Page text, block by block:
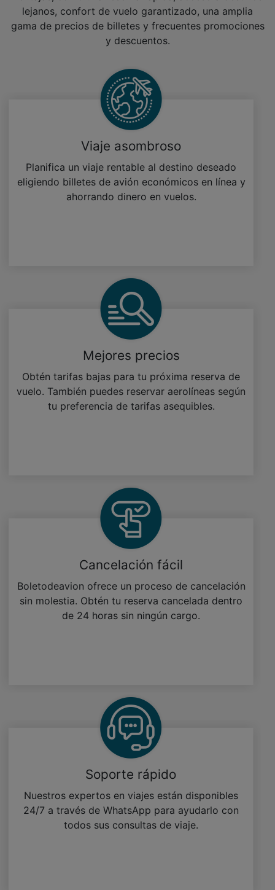
lejanos, confort de vuelo garantizado, una amplia
gama de precios de billetes y frecuentes promociones
y descuentos.
Viaje asombroso
Planifica un viaje rentable al destino deseado
eligiendo billetes de avión económicos en línea y
ahorrando dinero en vuelos.
Mejores precios
Obtén tarifas bajas para tu próxima reserva de
vuelo. También puedes reservar aerolíneas según
tu preferencia de tarifas asequibles.
Cancelación fácil
Boletodeavion ofrece un proceso de cancelación
sin molestia. Obtén tu reserva cancelada dentro
de 24 horas sin ningún cargo.
Soporte rápido
Nuestros expertos en viajes están disponibles
24/7 a través de WhatsApp para ayudarlo con
todos sus consultas de viaje.